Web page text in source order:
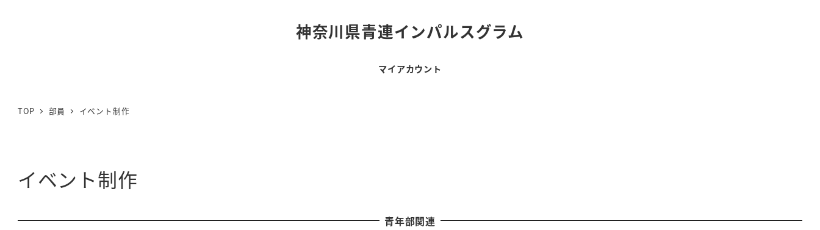
神奈川県青連インパルスグラム
マイアカウント
TOP 部員 イベント制作
イベント制作
青年部関連